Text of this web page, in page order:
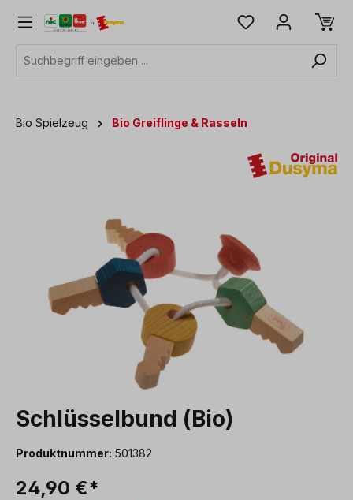
springen
Bio Spielzeug Bio Greiflinge & Rasseln
Bildergalerie überspringen
Schlüsselbund (Bio)
Produktnummer: 501382
24,90 €*